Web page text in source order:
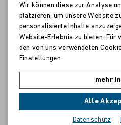
Wir können diese zur Analyse
platzieren, um unsere Website
personalisierte Inhalte
Website-Erlebnis zu bieten. Für
den von uns verwendeten
Einstellungen.
mehr
Alle
Datenschutz